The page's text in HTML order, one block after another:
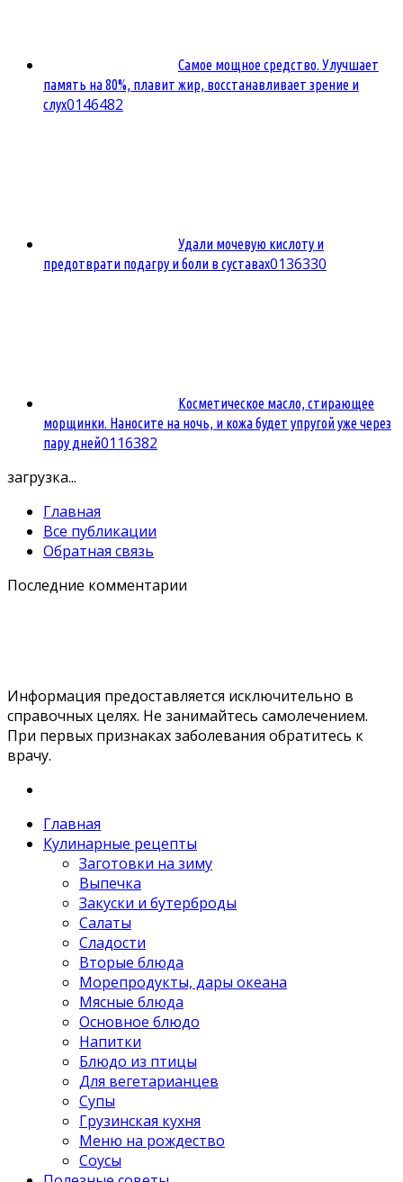
Самое мощное средство. Улучшает
память на 80%, плавит жир, восстанавливает зрение и
слух0146482
Удали мочевую кислоту и
предотврати подагру и боли в суставах0136330
Косметическое масло, стирающее
морщинки. Наносите на ночь, и кожа будет упругой уже через
пару дней0116382
загрузка...
Главная
Все публикации
Обратная связь
Последние комментарии
Информация предоставляется исключительно в
справочных целях. Не занимайтесь самолечением.
При первых признаках заболевания обратитесь к
врачу.
Главная
Кулинарные рецепты
Заготовки на зиму
Выпечка
Закуски и бутерброды
Салаты
Сладости
Вторые блюда
Морепродукты, дары океана
Мясные блюда
Основное блюдо
Напитки
Блюдо из птицы
Для вегетарианцев
Супы
Грузинская кухня
Меню на рождество
Соусы